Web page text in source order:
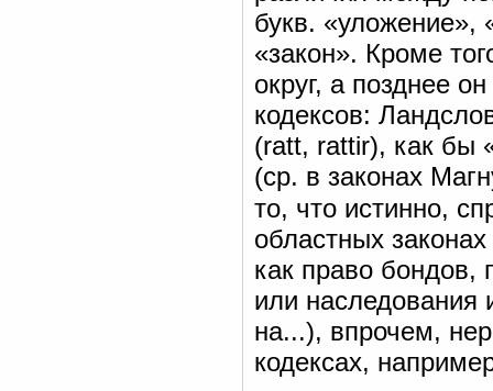
букв. «уложение»,
«закон». Кроме
округ, а позднее
кодексов:
(ratt, rattir), как бы
(ср. в законах
то, что истинно,
областных
как право бондов,
или
на...), впрочем,
кодексах,